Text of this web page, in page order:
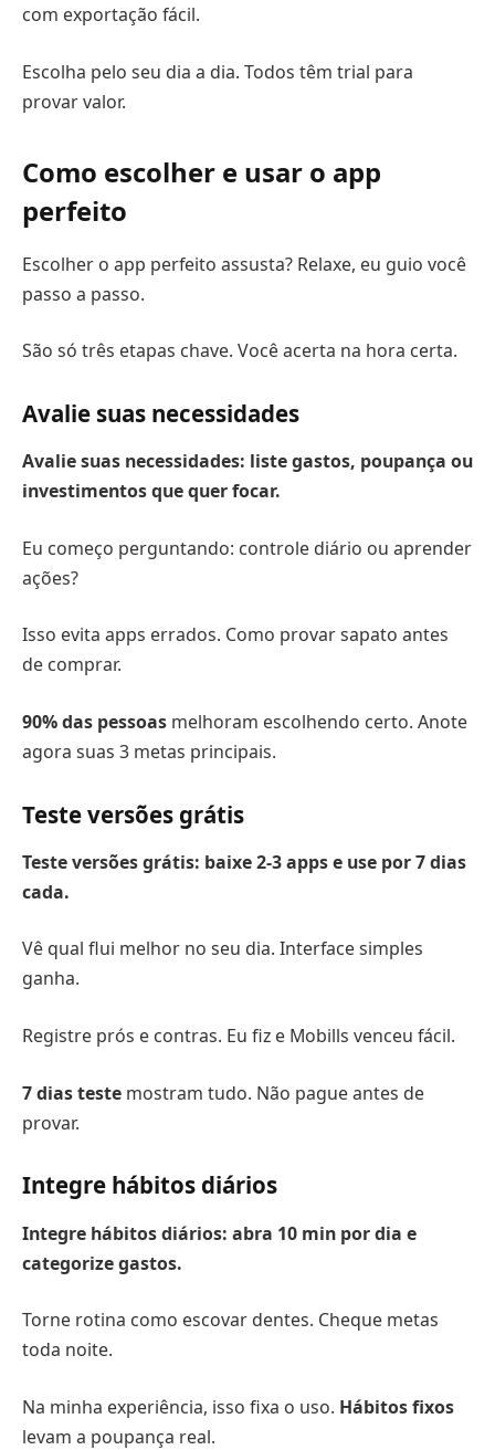
com exportação fácil.
Escolha pelo seu dia a dia. Todos têm trial para
provar valor.
Como escolher e usar o app
perfeito
Escolher o app perfeito assusta? Relaxe, eu guio você
passo a passo.
São só três etapas chave. Você acerta na hora certa.
Avalie suas necessidades
Avalie suas necessidades: liste gastos, poupança ou
investimentos que quer focar.
Eu começo perguntando: controle diário ou aprender
ações?
Isso evita apps errados. Como provar sapato antes
de comprar.
90% das pessoas melhoram escolhendo certo. Anote
agora suas 3 metas principais.
Teste versões grátis
Teste versões grátis: baixe 2-3 apps e use por 7 dias
cada.
Vê qual flui melhor no seu dia. Interface simples
ganha.
Registre prós e contras. Eu fiz e Mobills venceu fácil.
7 dias teste mostram tudo. Não pague antes de
provar.
Integre hábitos diários
Integre hábitos diários: abra 10 min por dia e
categorize gastos.
Torne rotina como escovar dentes. Cheque metas
toda noite.
Na minha experiência, isso fixa o uso. Hábitos fixos
levam a poupança real.